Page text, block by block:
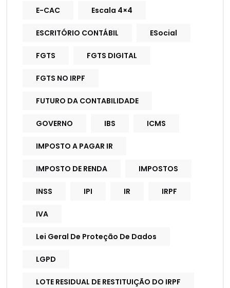
E-CAC Escala 4×4
ESCRITÓRIO CONTÁBIL ESocial
FGTS FGTS DIGITAL
FGTS NO IRPF
FUTURO DA CONTABILIDADE
GOVERNO IBS ICMS
IMPOSTO A PAGAR IR
IMPOSTO DE RENDA IMPOSTOS
INSS IPI IR IRPF
IVA
Lei Geral De Proteção De Dados
LGPD
LOTE RESIDUAL DE RESTITUIÇÃO DO IRPF